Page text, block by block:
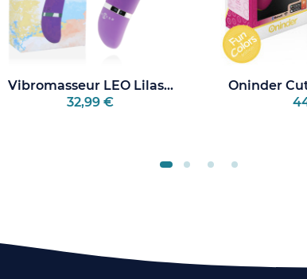
Vibromasseur LEO Lilas...
32,99 €
Oninder